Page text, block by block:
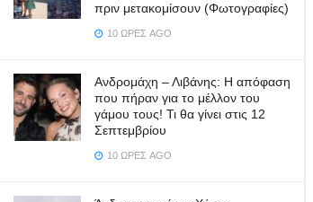
πριν μετακομίσουν (Φωτογραφίες)
10 ΏΡΕΣ AGO
Ανδρομάχη – Λιβάνης: Η απόφαση
που πήραν για το μέλλον του
γάμου τους! Τι θα γίνει στις 12
Σεπτεμβρίου
10 ΏΡΕΣ AGO